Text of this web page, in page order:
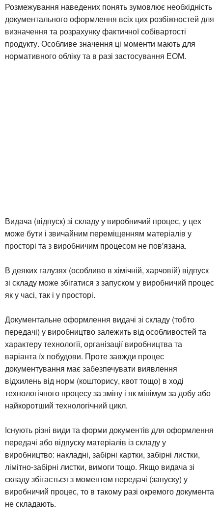
Розмежування наведених понять зумовлює необхідність
документального оформлення всіх цих розбіжностей для
визначення та розрахунку фактичної собівартості
продукту. Особливе значення ці моменти мають для
нормативного обліку та в разі застосування ЕОМ.
Видача (відпуск) зі складу у виробничий процес, у цех
може бути і звичайним переміщенням матеріалів у
просторі та з виробничим процесом не пов'язана.
В деяких галузях (особливо в хімічній, харчовій) відпуск
зі складу може збігатися з запуском у виробничий процес
як у часі, так і у просторі.
Документальне оформлення видачі зі складу (тобто
передачі) у виробництво залежить від особливостей та
характеру технології, організації виробництва та
варіанта їх побудови. Проте завжди процес
документування має забезпечувати виявлення
відхилень від норм (кошторису, квот тощо) в ході
технологічного процесу за зміну і як мінімум за добу або
найкоротший технологічний цикл.
Існують різні види та форми документів для оформлення
передачі або відпуску матеріалів із складу у
виробництво: накладні, забірні картки, забірні листки,
лімітно-забірні листки, вимоги тощо. Якщо видача зі
складу збігається з моментом передачі (запуску) у
виробничий процес, то в такому разі окремого документа
не складають.